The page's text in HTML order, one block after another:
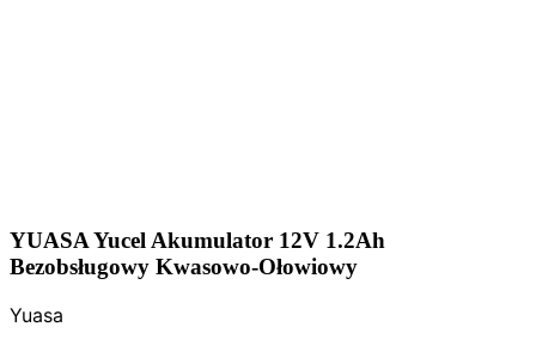
YUASA Yucel Akumulator 12V 1.2Ah
Bezobsługowy Kwasowo-Ołowiowy
Yuasa